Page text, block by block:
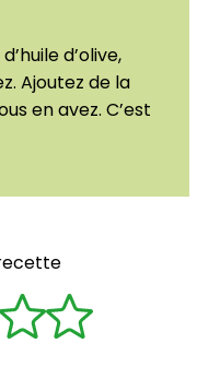
d’olive,
Ajoutez de la
en avez. C’est